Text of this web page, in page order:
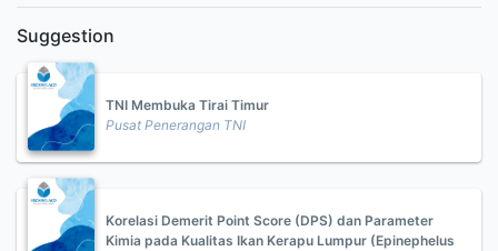
Suggestion
TNI Membuka Tirai Timur
Pusat Penerangan TNI
Korelasi Demerit Point Score (DPS) dan Parameter
Kimia pada Kualitas Ikan Kerapu Lumpur (Epinephelus